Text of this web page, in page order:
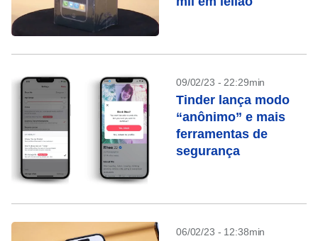
09/02/23 - 22:29min
Tinder lança modo
“anônimo” e mais
ferramentas de
segurança
06/02/23 - 12:38min